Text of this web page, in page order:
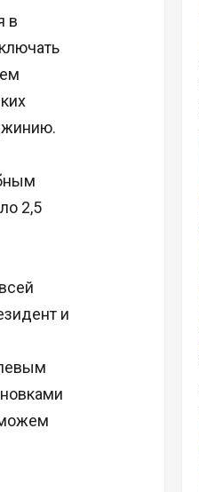
в
2,5
и